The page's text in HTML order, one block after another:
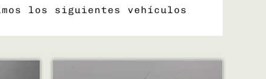
los siguientes vehículos